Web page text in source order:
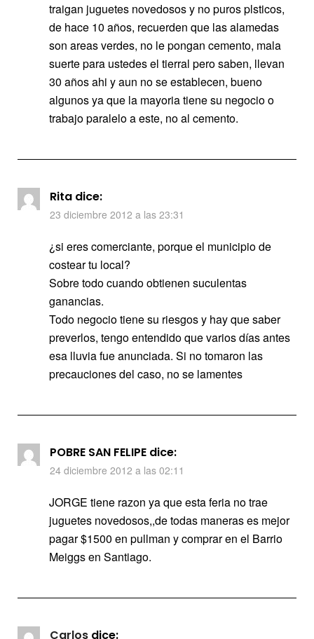
traigan juguetes novedosos y no puros plsticos,
de hace 10 años, recuerden que las alamedas
son areas verdes, no le pongan cemento, mala
suerte para ustedes el tierral pero saben, llevan
30 años ahi y aun no se establecen, bueno
algunos ya que la mayoria tiene su negocio o
trabajo paralelo a este, no al cemento.
Rita dice:
23 diciembre 2012 a las 23:31
¿si eres comerciante, porque el municipio de
costear tu local?
Sobre todo cuando obtienen suculentas
ganancias.
Todo negocio tiene su riesgos y hay que saber
preverlos, tengo entendido que varios días antes
esa lluvia fue anunciada. Si no tomaron las
precauciones del caso, no se lamentes
POBRE SAN FELIPE dice:
24 diciembre 2012 a las 02:11
JORGE tiene razon ya que esta feria no trae
juguetes novedosos,,de todas maneras es mejor
pagar $1500 en pullman y comprar en el Barrio
Meiggs en Santiago.
Carlos dice: